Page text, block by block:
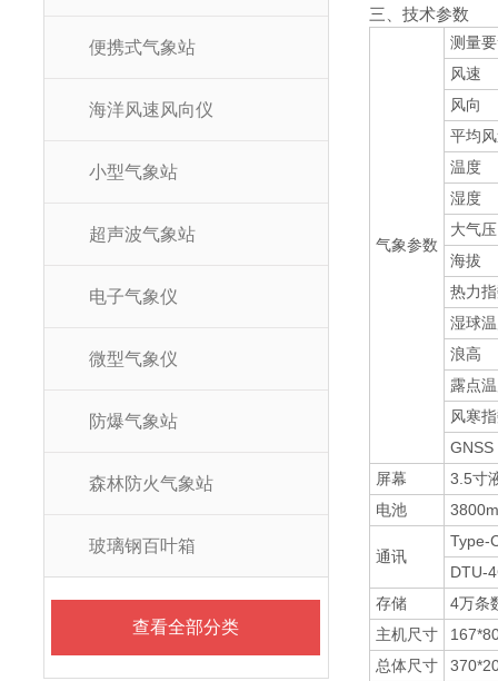
便携式气象站
海洋风速风向仪
小型气象站
超声波气象站
电子气象仪
微型气象仪
防爆气象站
森林防火气象站
玻璃钢百叶箱
查看全部分类
三、技术参数
气象参数
测量
风速
风向
平均
温度
湿度
大气压
海拔
热力
湿球
浪高
露点
风寒
GNSS
屏幕
3.5寸
电池
通讯
Type-
DTU-
存储
4万条
主机尺寸
总体尺寸